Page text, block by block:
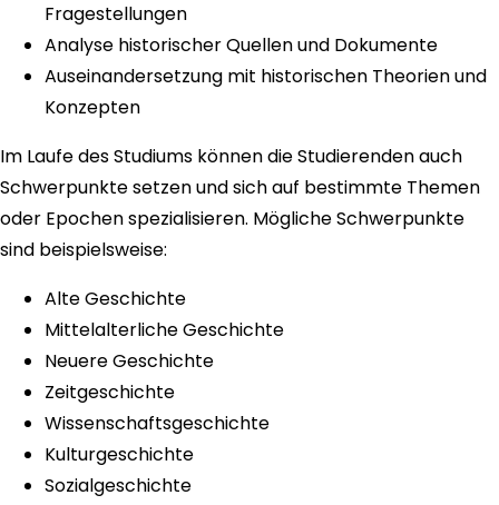
Fragestellungen
Analyse historischer Quellen und Dokumente
Auseinandersetzung mit historischen Theorien und
Konzepten
Im Laufe des Studiums können die Studierenden auch
Schwerpunkte setzen und sich auf bestimmte Themen
oder Epochen spezialisieren. Mögliche Schwerpunkte
sind beispielsweise:
Alte Geschichte
Mittelalterliche Geschichte
Neuere Geschichte
Zeitgeschichte
Wissenschaftsgeschichte
Kulturgeschichte
Sozialgeschichte